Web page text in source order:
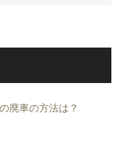
廃車の方法は？